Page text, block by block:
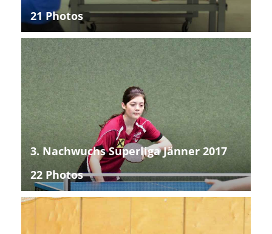
21 Photos
3. Nachwuchs Superliga Jänner 2017
22 Photos